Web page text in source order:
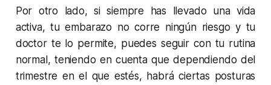
Por otro lado, si siempre has llevado una vida
activa, tu embarazo no corre ningún riesgo y tu
doctor te lo permite, puedes seguir con tu rutina
normal, teniendo en cuenta que dependiendo del
trimestre en el que estés, habrá ciertas posturas